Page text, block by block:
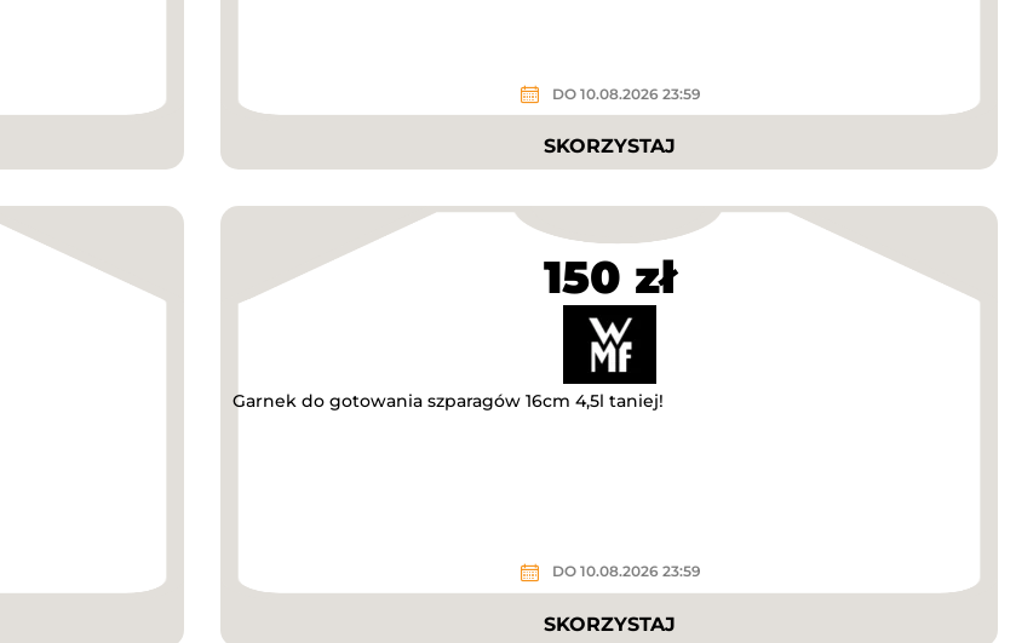
DO 10.08.2026 23:59
SKORZYSTAJ
150 zł
Garnek do gotowania szparagów 16cm 4,5l taniej!
DO 10.08.2026 23:59
SKORZYSTAJ